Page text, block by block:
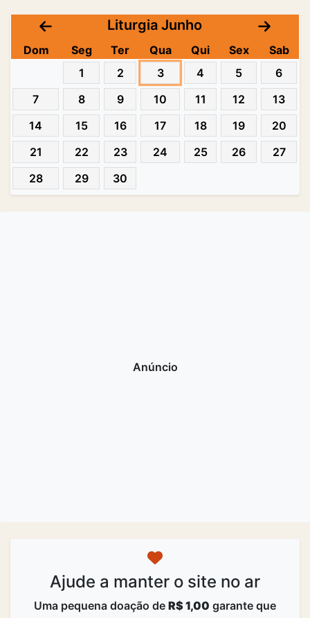
Liturgia Junho
Dom Seg Ter Qua Qui Sex
Sab
1
2 3 4 5
6
7
8 9 10 11 12
13
14
15 16 17 18 19
20
21
22 23 24 25 26
27
28
29 30
Ajude a manter o site no ar
Uma pequena doação de R$ 1,00 garante que